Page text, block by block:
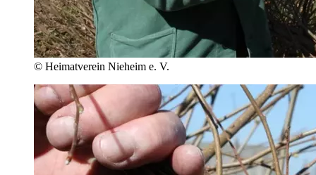
© Heimatverein Nieheim e. V.